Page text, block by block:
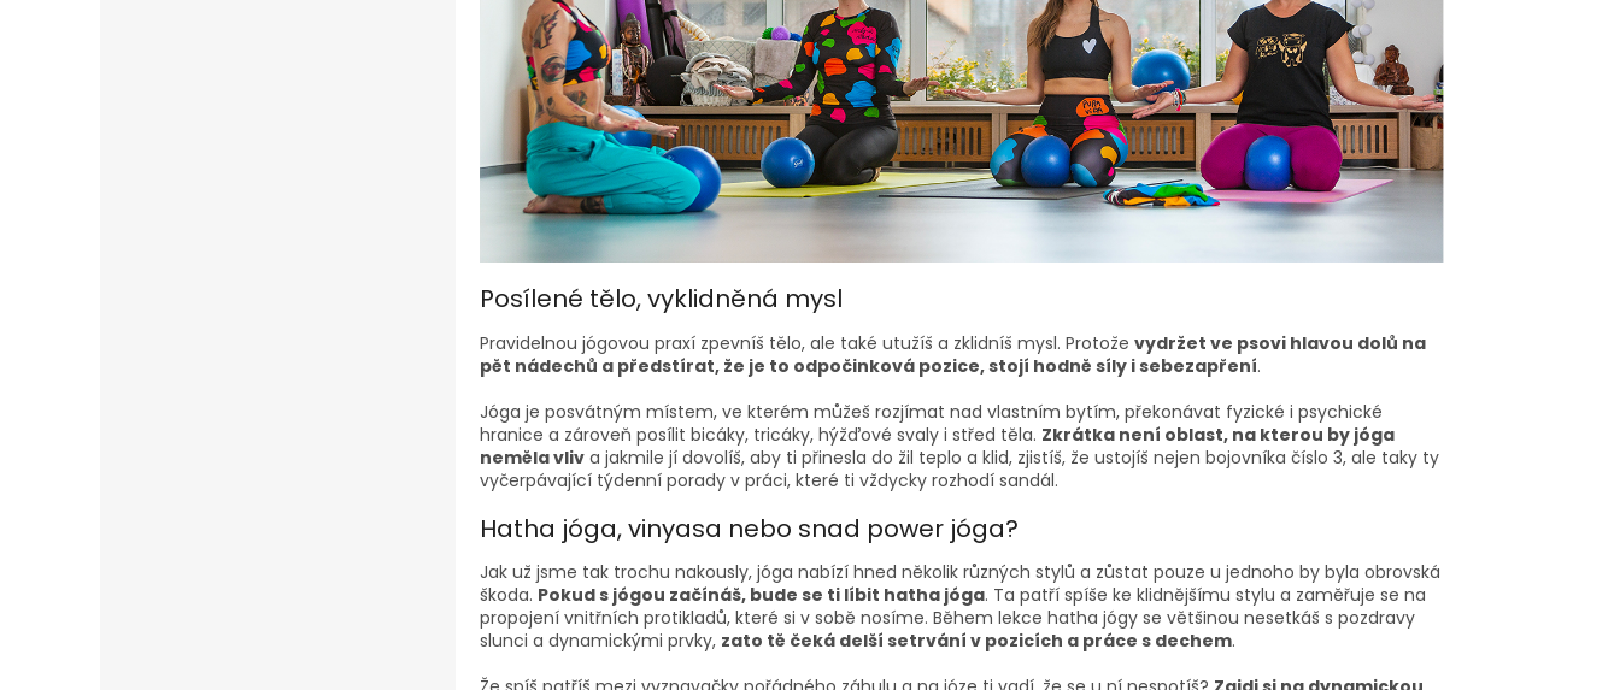
Posílené tělo, vyklidněná mysl
Pravidelnou jógovou praxí zpevníš tělo, ale také utužíš a zklidníš mysl. Protože vydržet ve psovi hlavou dolů na
pět nádechů a předstírat, že je to odpočinková pozice, stojí hodně síly i sebezapření.
Jóga je posvátným místem, ve kterém můžeš rozjímat nad vlastním bytím, překonávat fyzické i psychické
hranice a zároveň posílit bicáky, tricáky, hýžďové svaly i střed těla. Zkrátka není oblast, na kterou by jóga
neměla vliv a jakmile jí dovolíš, aby ti přinesla do žil teplo a klid, zjistíš, že ustojíš nejen bojovníka číslo 3, ale taky ty
vyčerpávající týdenní porady v práci, které ti vždycky rozhodí sandál.
Hatha jóga, vinyasa nebo snad power jóga?
Jak už jsme tak trochu nakously, jóga nabízí hned několik různých stylů a zůstat pouze u jednoho by byla obrovská
škoda. Pokud s jógou začínáš, bude se ti líbit hatha jóga. Ta patří spíše ke klidnějšímu stylu a zaměřuje se na
propojení vnitřních protikladů, které si v sobě nosíme. Během lekce hatha jógy se většinou nesetkáš s pozdravy
slunci a dynamickými prvky, zato tě čeká delší setrvání v pozicích a práce s dechem.